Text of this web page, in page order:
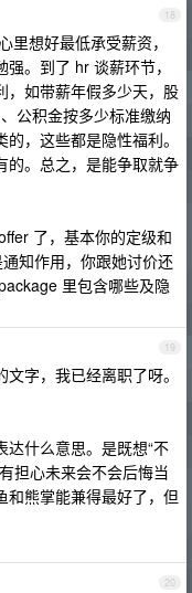
18
里想好最低承受薪资，
。到了 hr 谈薪环节，
，如带薪年假多少天，股
公积金按多少标准缴纳
，这些都是隐性福利。
的。总之，是能争取就争
了，基本你的定级和
知作用，你跟她讨价还
里包含哪些及隐
19
字，我已经离职了呀。
什么意思。是既想“不
担心未来会不会后悔当
和熊掌能兼得最好了，但
20